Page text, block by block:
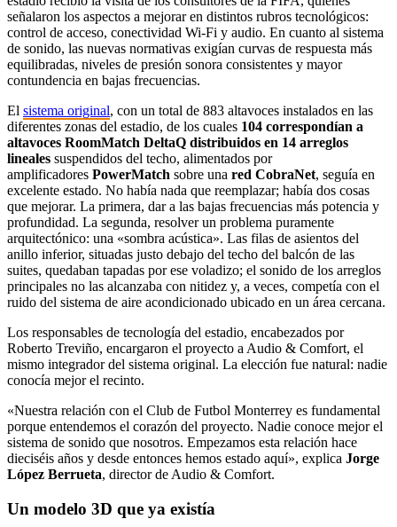
señalaron los aspectos a mejorar en distintos rubros tecnológicos:
control de acceso, conectividad Wi‑Fi y audio. En cuanto al sistema
de sonido, las nuevas normativas exigían curvas de respuesta más
equilibradas, niveles de presión sonora consistentes y mayor
contundencia en bajas frecuencias.
El sistema original, con un total de 883 altavoces instalados en las
diferentes zonas del estadio, de los cuales 104 correspondían a
altavoces RoomMatch DeltaQ distribuidos en 14 arreglos
lineales suspendidos del techo, alimentados por
amplificadores PowerMatch sobre una red CobraNet, seguía en
excelente estado. No había nada que reemplazar; había dos cosas
que mejorar. La primera, dar a las bajas frecuencias más potencia y
profundidad. La segunda, resolver un problema puramente
arquitectónico: una «sombra acústica». Las filas de asientos del
anillo inferior, situadas justo debajo del techo del balcón de las
suites, quedaban tapadas por ese voladizo; el sonido de los arreglos
principales no las alcanzaba con nitidez y, a veces, competía con el
ruido del sistema de aire acondicionado ubicado en un área cercana.
Los responsables de tecnología del estadio, encabezados por
Roberto Treviño, encargaron el proyecto a Audio & Comfort, el
mismo integrador del sistema original. La elección fue natural: nadie
conocía mejor el recinto.
«Nuestra relación con el Club de Futbol Monterrey es fundamental
porque entendemos el corazón del proyecto. Nadie conoce mejor el
sistema de sonido que nosotros. Empezamos esta relación hace
dieciséis años y desde entonces hemos estado aquí», explica Jorge
López Berrueta, director de Audio & Comfort.
Un modelo 3D que ya existía